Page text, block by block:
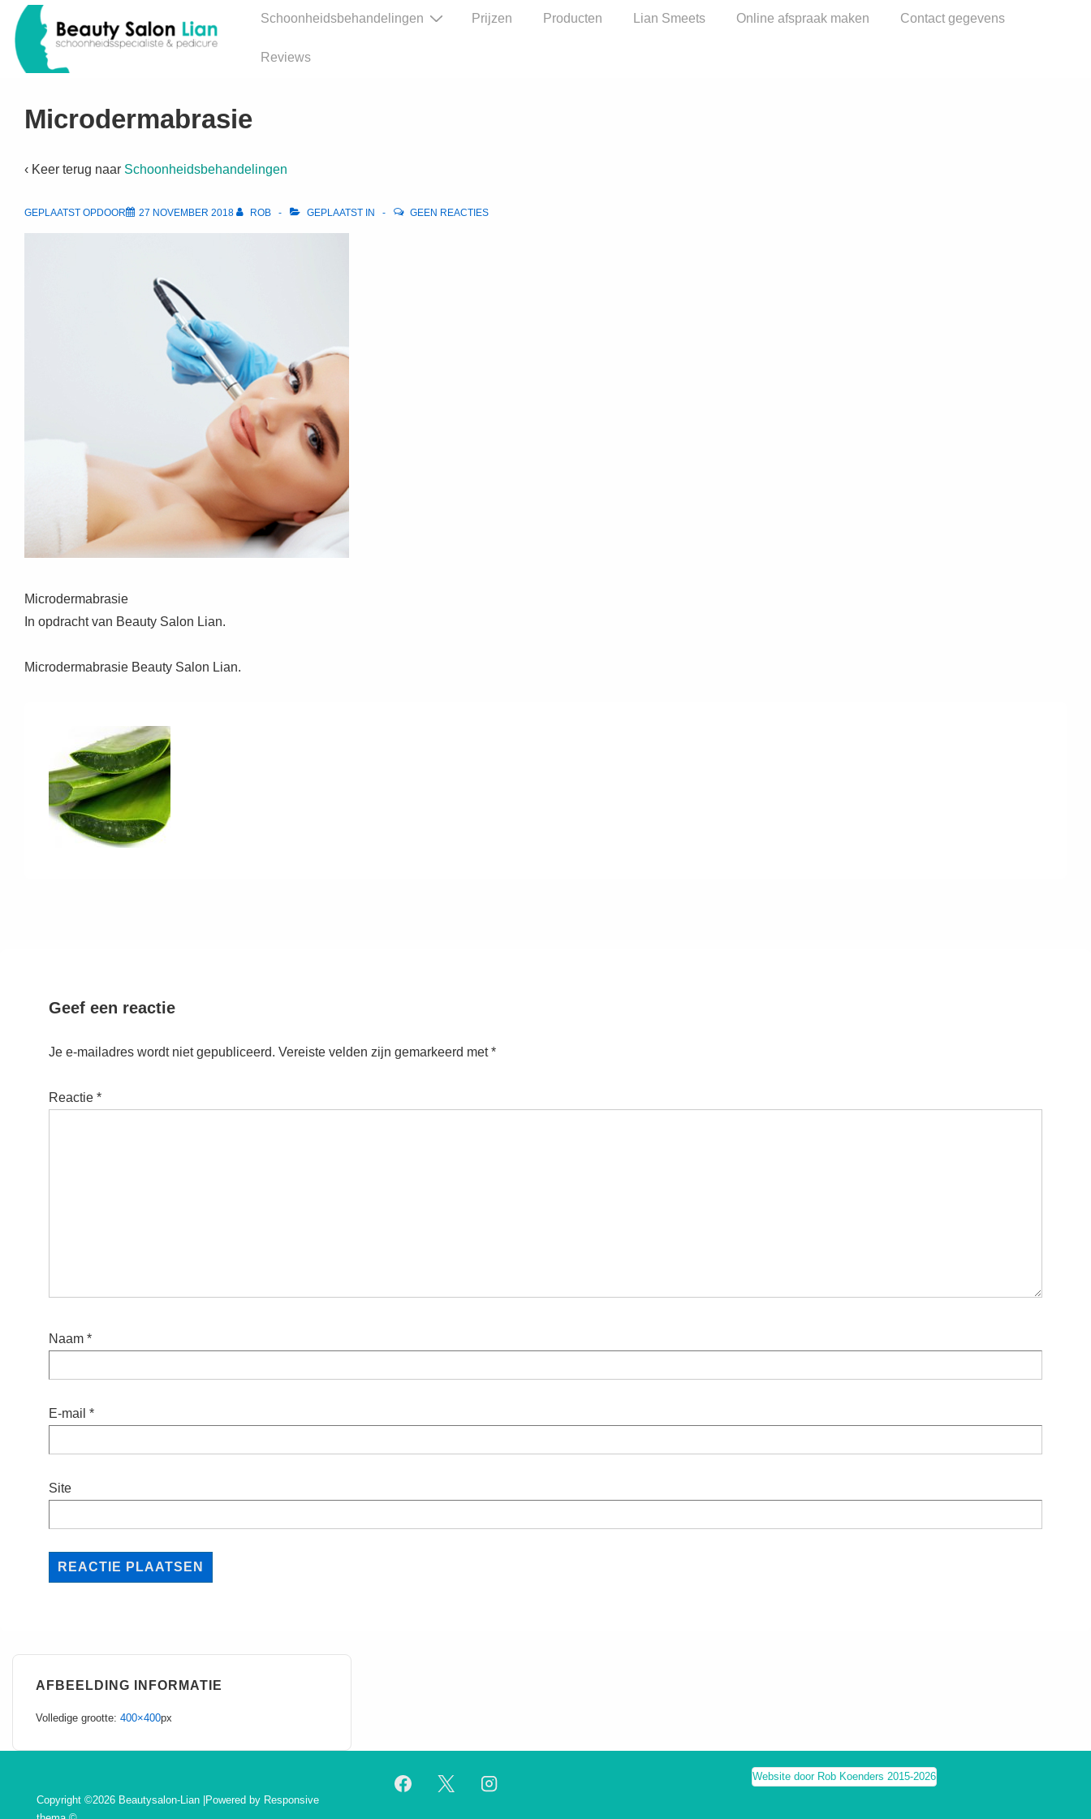
Doorgaan
naar
Hoofd
Schoonheidsbehandelingen Prijzen Producten Lian Smeets Online afspraak maken Contact gegevens
Reviews
Microdermabrasie
‹ Keer terug naar Schoonheidsbehandelingen
GEPLAATST OPDOOR 27 NOVEMBER 2018 ROB GEPLAATST IN GEEN REACTIES
Microdermabrasie
In opdracht van Beauty Salon Lian.
Microdermabrasie Beauty Salon Lian.
Geef een reactie
Je e-mailadres wordt niet gepubliceerd. Vereiste velden zijn gemarkeerd met*
Reactie *
Naam *
E-mail *
Site
AFBEELDING INFORMATIE
Volledige grootte: 400×400px
Copyright ©2026 Beautysalon-Lian |Powered by Responsive
Website door Rob Koenders 2015-2026